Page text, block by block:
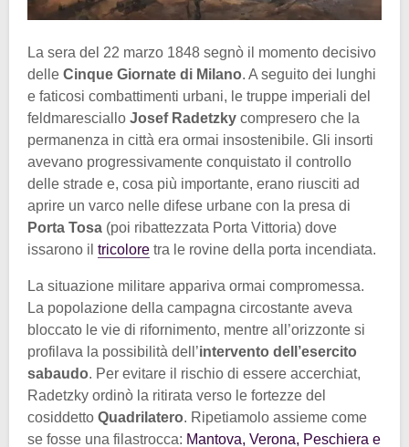
La sera del 22 marzo 1848 segnò il momento decisivo
delle Cinque Giornate di Milano. A seguito dei lunghi
e faticosi combattimenti urbani, le truppe imperiali del
feldmaresciallo Josef Radetzky compresero che la
permanenza in città era ormai insostenibile. Gli insorti
avevano progressivamente conquistato il controllo
delle strade e, cosa più importante, erano riusciti ad
aprire un varco nelle difese urbane con la presa di
Porta Tosa (poi ribattezzata Porta Vittoria) dove
issarono il tricolore tra le rovine della porta incendiata.
La situazione militare appariva ormai compromessa.
La popolazione della campagna circostante aveva
bloccato le vie di rifornimento, mentre all’orizzonte si
profilava la possibilità dell’intervento dell’esercito
sabaudo. Per evitare il rischio di essere accerchiat,
Radetzky ordinò la ritirata verso le fortezze del
cosiddetto Quadrilatero. Ripetiamolo assieme come
se fosse una filastrocca: Mantova, Verona, Peschiera e